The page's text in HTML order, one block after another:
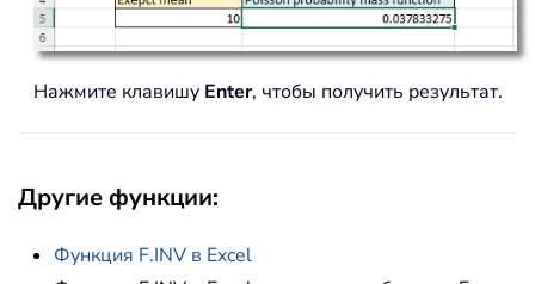
Нажмите клавишу Enter, чтобы получить результат.
Другие функции:
Функция F.INV в Excel